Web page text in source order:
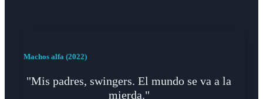
Machos alfa (2022)
"Mis padres, swingers. El mundo se va a la
mierda."